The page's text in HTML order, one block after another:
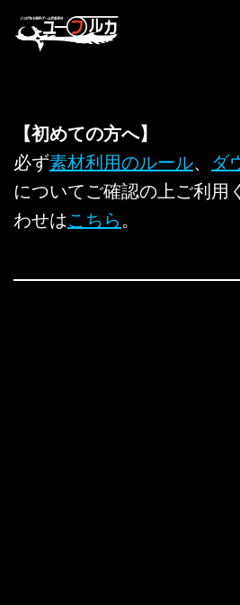
へ
キ
ッ
【初めての方へ】
必ず素材利用のルール、 ダ
についてご確認の上ご利用
わせはこちら 。